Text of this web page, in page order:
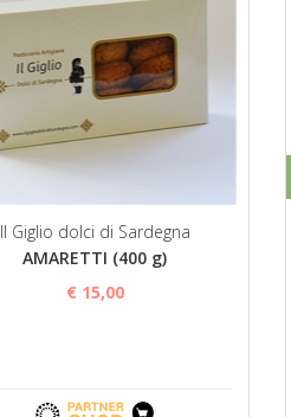
Il Giglio dolci di Sardegna
AMARETTI (400 g)
€ 15,00